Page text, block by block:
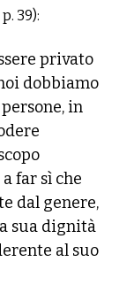
39):
privato
dobbiamo
in
far sì che
dal genere,
sua dignità
al suo